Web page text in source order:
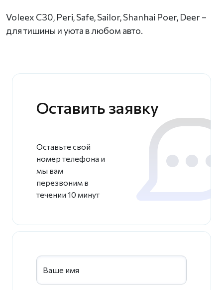
Voleex C30, Peri, Safe, Sailor, Shanhai Poer, Deer –
для тишины и уюта в любом авто.
Оставить заявку
Оставьте свой
номер телефона и
мы вам
перезвоним в
течении 10 минут
Ваше имя